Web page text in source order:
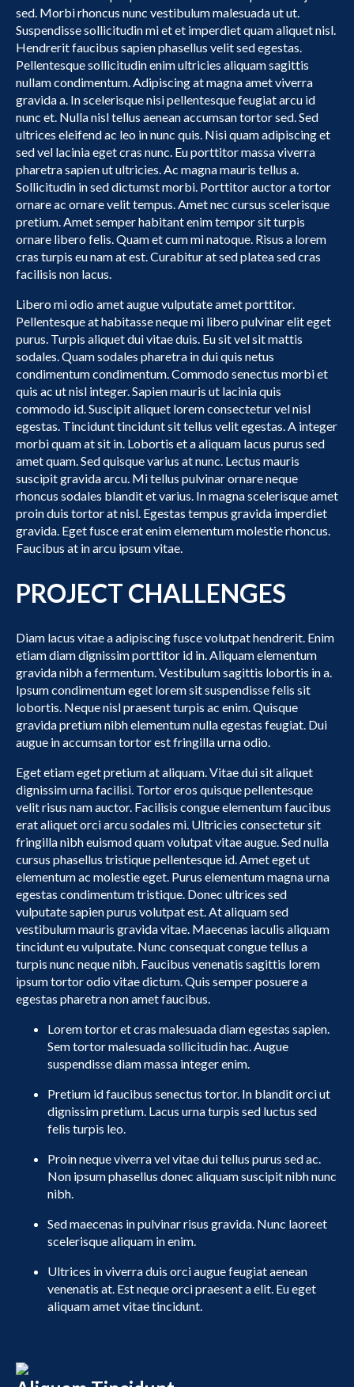
sed. Morbi rhoncus nunc vestibulum malesuada ut ut.
Suspendisse sollicitudin mi et et imperdiet quam aliquet nisl.
Hendrerit faucibus sapien phasellus velit sed egestas.
Pellentesque sollicitudin enim ultricies aliquam sagittis
nullam condimentum. Adipiscing at magna amet viverra
gravida a. In scelerisque nisi pellentesque feugiat arcu id
nunc et. Nulla nisl tellus aenean accumsan tortor sed. Sed
ultrices eleifend ac leo in nunc quis. Nisi quam adipiscing et
sed vel lacinia eget cras nunc. Eu porttitor massa viverra
pharetra sapien ut ultricies. Ac magna mauris tellus a.
Sollicitudin in sed dictumst morbi. Porttitor auctor a tortor
ornare ac ornare velit tempus. Amet nec cursus scelerisque
pretium. Amet semper habitant enim tempor sit turpis
ornare libero felis. Quam et cum mi natoque. Risus a lorem
cras turpis eu nam at est. Curabitur at sed platea sed cras
facilisis non lacus.
Libero mi odio amet augue vulputate amet porttitor.
Pellentesque at habitasse neque mi libero pulvinar elit eget
purus. Turpis aliquet dui vitae duis. Eu sit vel sit mattis
sodales. Quam sodales pharetra in dui quis netus
condimentum condimentum. Commodo senectus morbi et
quis ac ut nisl integer. Sapien mauris ut lacinia quis
commodo id. Suscipit aliquet lorem consectetur vel nisl
egestas. Tincidunt tincidunt sit tellus velit egestas. A integer
morbi quam at sit in. Lobortis et a aliquam lacus purus sed
amet quam. Sed quisque varius at nunc. Lectus mauris
suscipit gravida arcu. Mi tellus pulvinar ornare neque
rhoncus sodales blandit et varius. In magna scelerisque amet
proin duis tortor at nisl. Egestas tempus gravida imperdiet
gravida. Eget fusce erat enim elementum molestie rhoncus.
Faucibus at in arcu ipsum vitae.
PROJECT CHALLENGES
Diam lacus vitae a adipiscing fusce volutpat hendrerit. Enim
etiam diam dignissim porttitor id in. Aliquam elementum
gravida nibh a fermentum. Vestibulum sagittis lobortis in a.
Ipsum condimentum eget lorem sit suspendisse felis sit
lobortis. Neque nisl praesent turpis ac enim. Quisque
gravida pretium nibh elementum nulla egestas feugiat. Dui
augue in accumsan tortor est fringilla urna odio.
Eget etiam eget pretium at aliquam. Vitae dui sit aliquet
dignissim urna facilisi. Tortor eros quisque pellentesque
velit risus nam auctor. Facilisis congue elementum faucibus
erat aliquet orci arcu sodales mi. Ultricies consectetur sit
fringilla nibh euismod quam volutpat vitae augue. Sed nulla
cursus phasellus tristique pellentesque id. Amet eget ut
elementum ac molestie eget. Purus elementum magna urna
egestas condimentum tristique. Donec ultrices sed
vulputate sapien purus volutpat est. At aliquam sed
vestibulum mauris gravida vitae. Maecenas iaculis aliquam
tincidunt eu vulputate. Nunc consequat congue tellus a
turpis nunc neque nibh. Faucibus venenatis sagittis lorem
ipsum tortor odio vitae dictum. Quis semper posuere a
egestas pharetra non amet faucibus.
Lorem tortor et cras malesuada diam egestas sapien.
Sem tortor malesuada sollicitudin hac. Augue
suspendisse diam massa integer enim.
Pretium id faucibus senectus tortor. In blandit orci ut
dignissim pretium. Lacus urna turpis sed luctus sed
felis turpis leo.
Proin neque viverra vel vitae dui tellus purus sed ac.
Non ipsum phasellus donec aliquam suscipit nibh nunc
nibh.
Sed maecenas in pulvinar risus gravida. Nunc laoreet
scelerisque aliquam in enim.
Ultrices in viverra duis orci augue feugiat aenean
venenatis at. Est neque orci praesent a elit. Eu eget
aliquam amet vitae tincidunt.